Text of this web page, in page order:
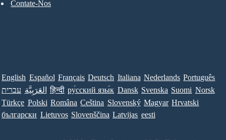
Contate-Nos
English Español Français Deutsch Italiana Nederlands Português
עברית العَرَبِيَّة हिन्दी ру́сский язы́к Dansk Svenska Suomi Norsk
Türkçe Polski Româna Ceština Slovenský Magyar Hrvatski
български Lietuvos Slovenščina Latvijas eesti